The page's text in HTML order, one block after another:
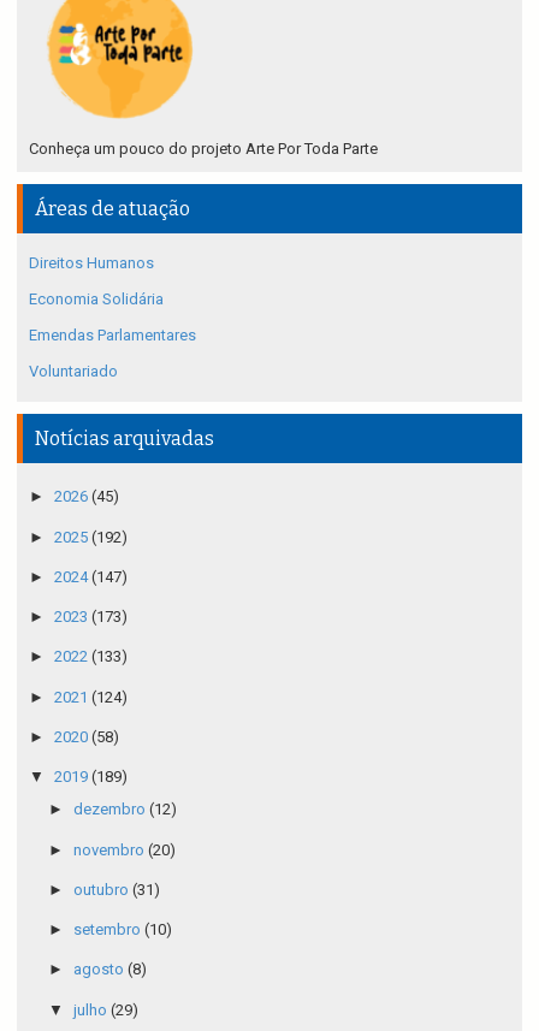
Conheça um pouco do projeto Arte Por Toda Parte
Áreas de atuação
Direitos Humanos
Economia Solidária
Emendas Parlamentares
Voluntariado
Notícias arquivadas
► 2026 (45)
► 2025 (192)
► 2024(147)
► 2023 (173)
► 2022 (133)
► 2021 (124)
► 2020 (58)
▼ 2019 (189)
► dezembro (12)
► novembro (20)
► outubro (31)
► setembro (10)
► agosto (8)
▼ julho (29)